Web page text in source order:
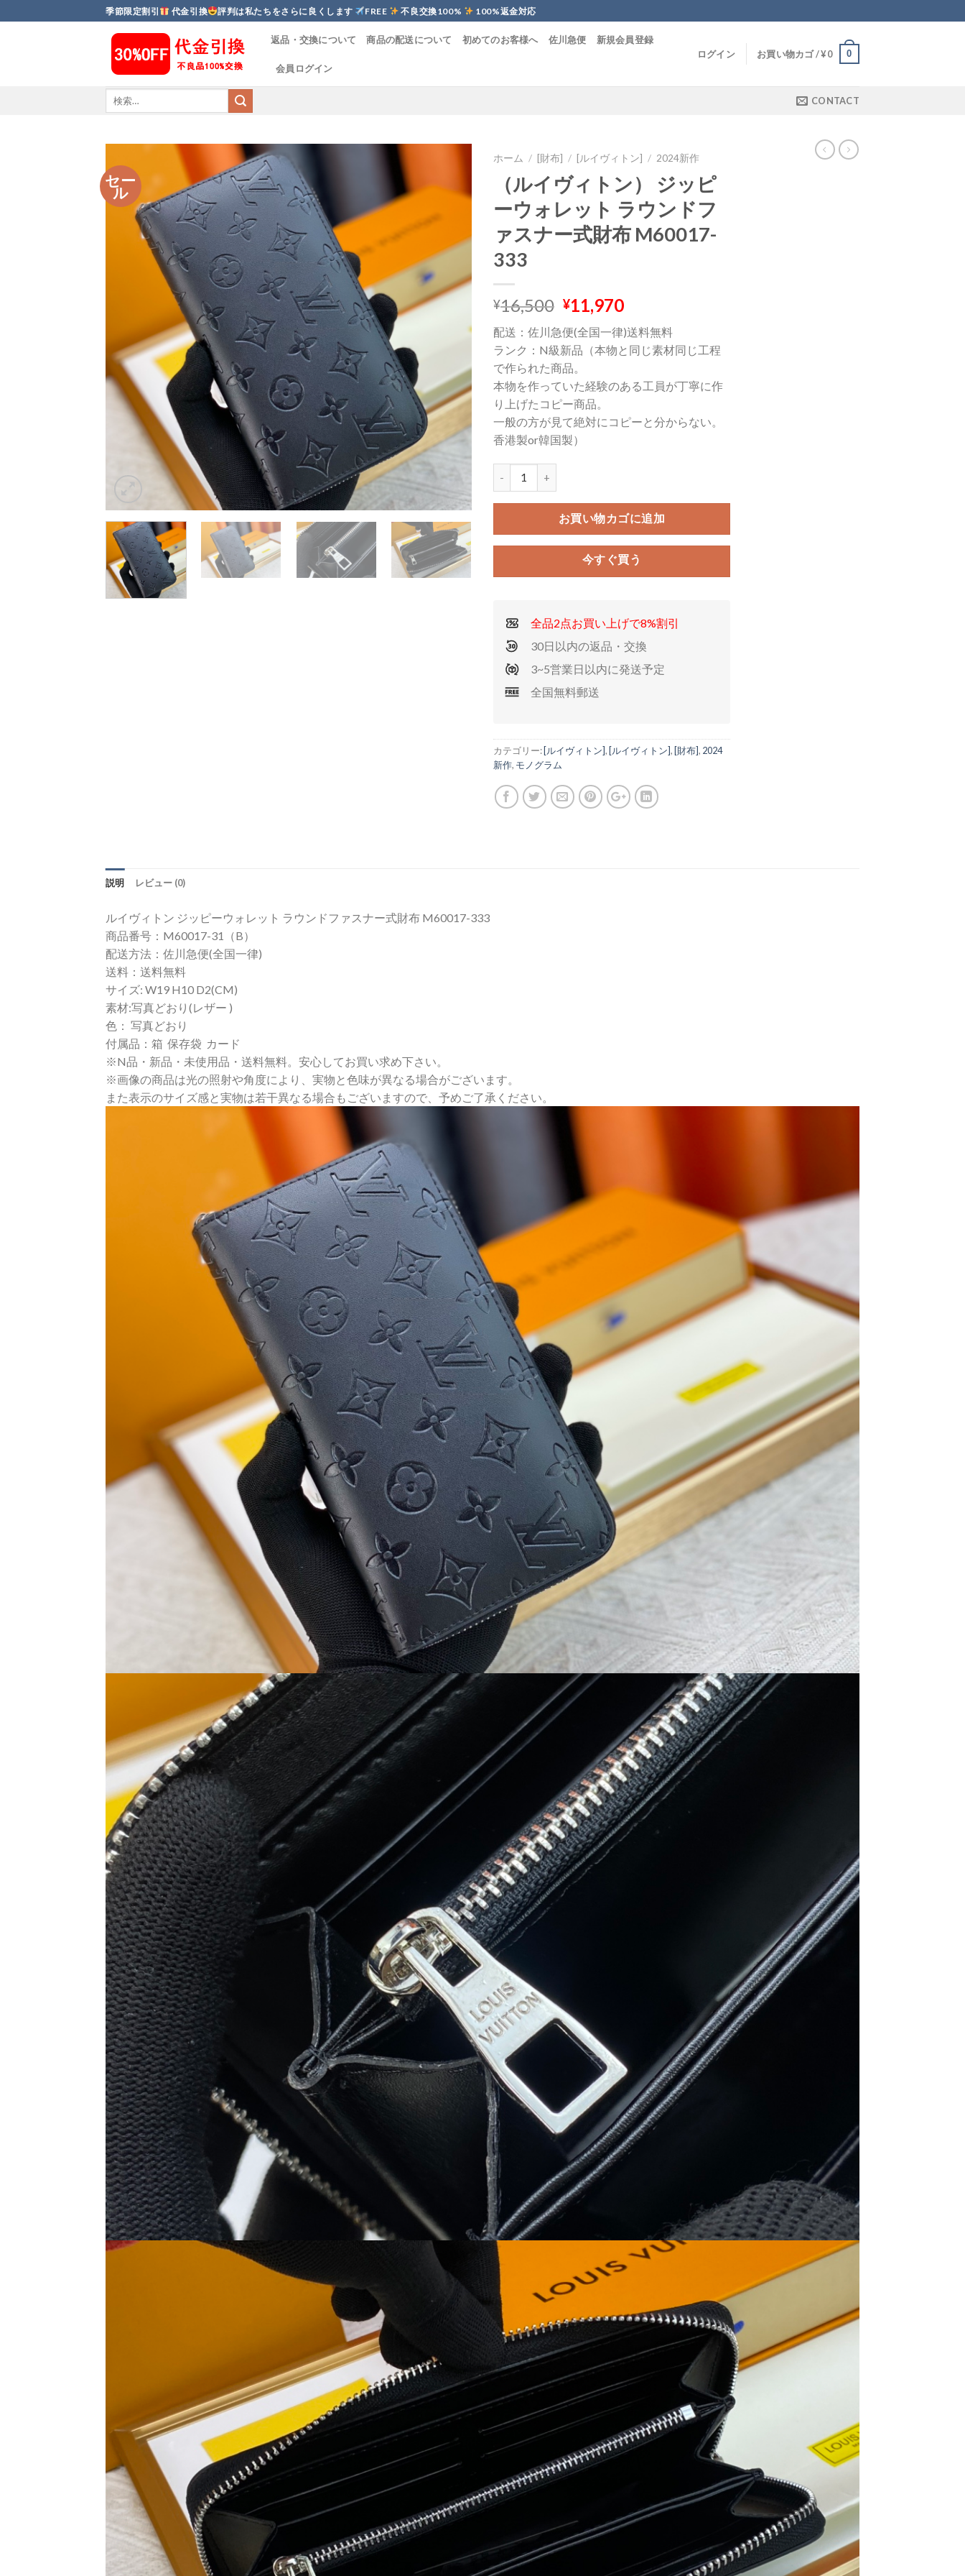
to
季節限定割引 代金引換 評判は私たちをさらに良くします FREE 不良交換100% 100%返金対応
返品・交換について 商品の配送について 初めてのお客様へ 佐川急便 新規会員登録
会員ログイン
ログイン お買い物カゴ /¥0 0
CONTACT
セー
ル
ホーム / [財布] / [ルイヴィトン] / 2024新作
（ルイヴィトン） ジッピ
ーウォレット ラウンドフ
ァスナー式財布 M60017-
333
¥16,500 元
価
格
は
¥16,500
で
し
た。
¥11,970現
の
価
は
で
配送：佐川急便(全国一律)送料無料
ランク：N級新品（本物と同じ素材同じ工程
で作られた商品。
本物を作っていた経験のある工員が丁寧に作
り上げたコピー商品。
一般の方が見て絶対にコピーと分からない。
香港製or韓国製）
お買い物カゴに追加
今すぐ買う
全品2点お買い上げで8%割引
30日以内の返品・交換
3~5営業日以内に発送予定
全国無料郵送
カテゴリー: [ルイヴィトン], [ルイヴィトン], [財布], 2024
新作, モノグラム
説明 レビュー (0)
ルイヴィトン ジッピーウォレット ラウンドファスナー式財布 M60017-333
商品番号：M60017-31（B）
配送方法：佐川急便(全国一律)
送料：送料無料
サイズ: W19 H10 D2(CM)
素材:写真どおり(レザー )
色： 写真どおり
付属品：箱 保存袋 カード
※N品・新品・未使用品・送料無料。安心してお買い求め下さい。
※画像の商品は光の照射や角度により、実物と色味が異なる場合がございます。
また表示のサイズ感と実物は若干異なる場合もございますので、予めご了承ください。